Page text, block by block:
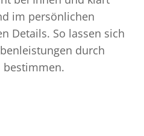
im persönlichen
Details. So lassen sich
durch
bestimmen.